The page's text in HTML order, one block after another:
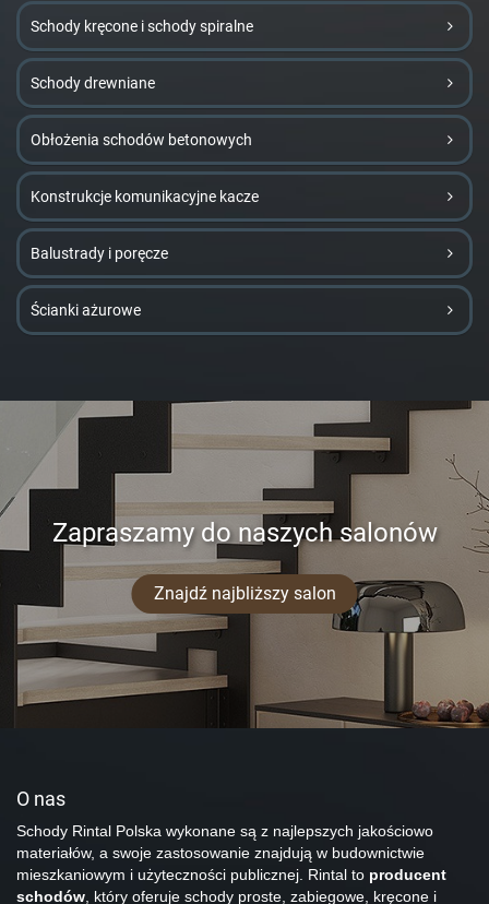
Schody kręcone i schody spiralne
Schody drewniane
Obłożenia schodów betonowych
Konstrukcje komunikacyjne kacze
Balustrady i poręcze
Ścianki ażurowe
Zapraszamy do naszych salonów
Znajdź najbliższy salon
O nas
Schody Rintal Polska wykonane są z najlepszych jakościowo
materiałów, a swoje zastosowanie znajdują w budownictwie
mieszkaniowym i użyteczności publicznej. Rintal to producent
schodów, który oferuje schody proste, zabiegowe, kręcone i